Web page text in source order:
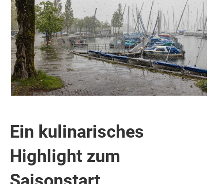
Ein kulinarisches
Highlight zum